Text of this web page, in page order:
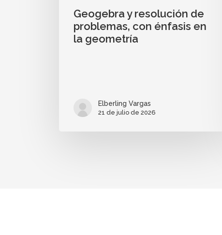
Geogebra y resolución de
problemas, con énfasis en
la geometría
Elberling Vargas
21 de julio de 2026